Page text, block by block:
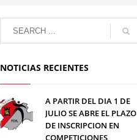
NOTICIAS RECIENTES
A PARTIR DEL DIA 1 DE
JULIO SE ABRE EL PLAZO
DE INSCRIPCION EN
COMPETICIONES